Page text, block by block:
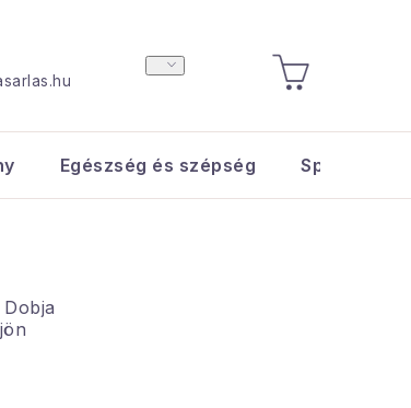
KOSÁR
Egészség és szépség Sport és